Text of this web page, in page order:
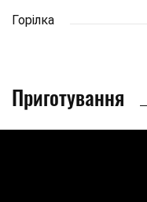
Горілка
Приготування